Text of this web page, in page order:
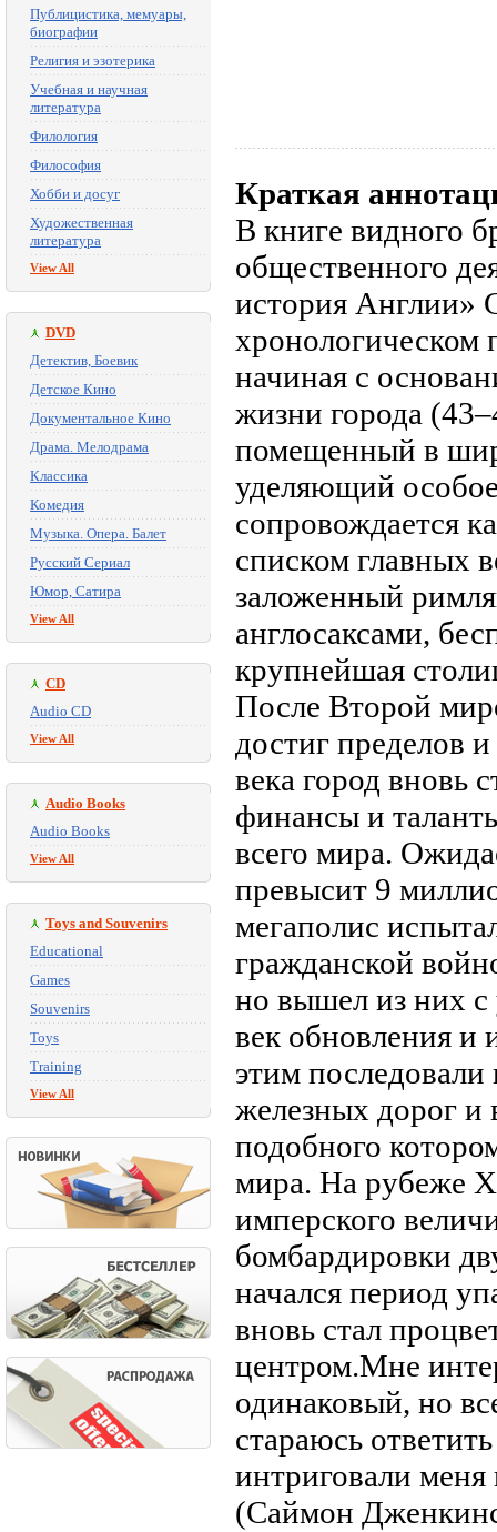
Публицистика, мемуары,
биографии
Религия и эзотерика
Учебная и научная
литература
Филология
Философия
Хобби и досуг
Художественная
литература
View All
DVD
Детектив, Боевик
Детское Кино
Документальное Кино
Драма. Мелодрама
Классика
Комедия
Музыка. Опера. Балет
Русский Сериал
Юмор, Сатира
View All
CD
Audio CD
View All
Audio Books
Audio Books
View All
Toys and Souvenirs
Educational
Games
Souvenirs
Toys
Training
View All
Краткая
В книге видного
общественного
история Англии»
хронологическом
начиная с
жизни города
помещенный в
уделяющий
сопровождается
списком главных
заложенный
англосаксами,
крупнейшая
После Второй
достиг пределов
века город вновь
финансы и
всего мира.
превысит 9
мегаполис
гражданской
но вышел из них с
век обновления и
этим
железных дорог и
подобного
мира. На рубеже
имперского
бомбардировки
начался период
вновь стал
центром.Мне
одинаковый, но
стараюсь
интриговали
(Саймон